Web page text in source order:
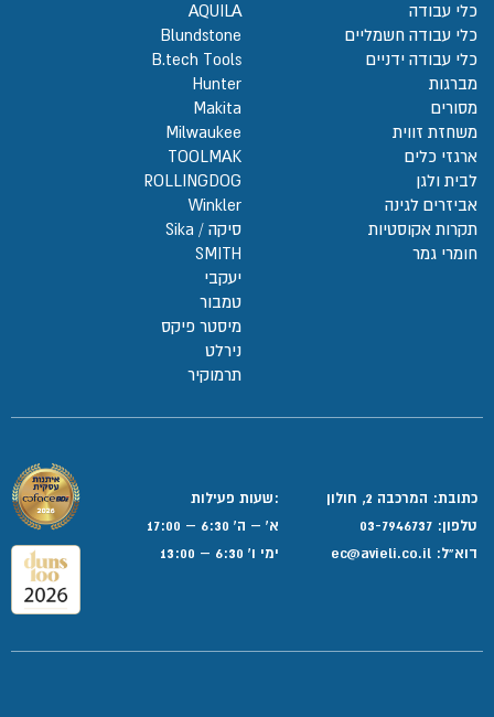
כלי עבודה
כלי עבודה חשמליים
כלי עבודה ידניים
מברגות
מסורים
משחזת זווית
ארגזי כלים
לבית ולגן
אביזרים לגינה
תקרות אקוסטיות
חומרי גמר
AQUILA
Blundstone
B.tech Tools
Hunter
Makita
Milwaukee
TOOLMAK
ROLLINGDOG
Winkler
סיקה / Sika
SMITH
יעקבי
טמבור
מיסטר פיקס
נירלט
תרמוקיר
כתובת: המרכבה 2, חולון
טלפון: 03-7946737
דוא”ל:
:שעות פעילות
א' – ה' 6:30 – 17:00
ימי ו' 6:30 – 13:00